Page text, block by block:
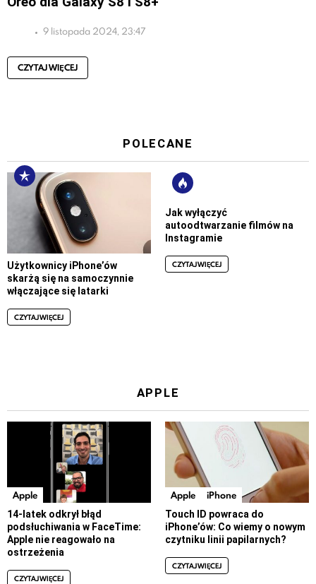
9 listopada 2024, 23:47
CZYTAJ WIĘCEJ
POLECANE
Użytkownicy iPhone’ów
skarżą się na samoczynnie
włączające się latarki
CZYTAJ WIĘCEJ
Jak wyłączyć
autoodtwarzanie filmów na
Instagramie
CZYTAJ WIĘCEJ
APPLE
Apple
14-latek odkrył błąd
podsłuchiwania w FaceTime:
Apple nie reagowało na
ostrzeżenia
CZYTAJ WIĘCEJ
Apple iPhone
Touch ID powraca do
iPhone’ów: Co wiemy o nowym
czytniku linii papilarnych?
CZYTAJ WIĘCEJ